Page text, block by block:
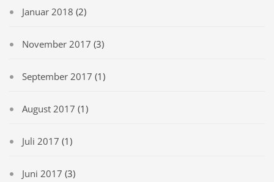
Januar 2018 (2)
November 2017 (3)
September 2017 (1)
August 2017 (1)
Juli 2017 (1)
Juni 2017 (3)